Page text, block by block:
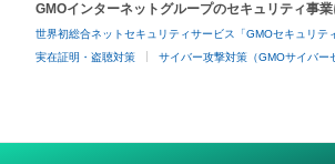
GMOインターネットグループのセキュリティ事
世界初総合ネットセキュリティサービス「GMOセキュリテ
実在証明・盗聴対策 サイバー攻撃対策（GMOサイバー